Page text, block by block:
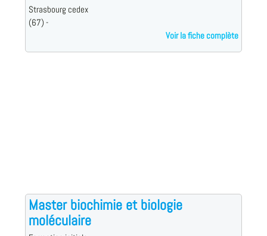
Strasbourg cedex
(67) -
Voir la fiche complète
Master biochimie et biologie
moléculaire